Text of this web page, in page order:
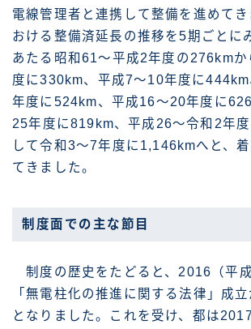
電線管理者と連携して整備を進めて
おける整備済延長の推移を5期ごとに
あたる昭和61〜平成2年度の276kmか
度に330km、平成7〜10年度に
年度に524km、平成16〜20年度に
25年度に819km、平成26〜令和2年
して令和3〜7年度に1,146kmへと、
てきました。
制度面での主な節目
制度の歴史をたどると、2016（平
「無電柱化の推進に関する法律」成
となりました。これを受け、都は